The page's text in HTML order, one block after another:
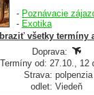
- Poznávacie
- Exotika
všetky termíny
Doprava:
Termíny od: 27.10., 12
Strava: polpenzia
odlet: Viedeň